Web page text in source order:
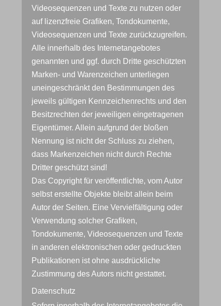
Videosequenzen und Texte zu nutzen oder
auf lizenzfreie Grafiken, Tondokumente,
Videosequenzen und Texte zurückzugreifen.
Alle innerhalb des Internetangebotes
genannten und ggf. durch Dritte geschützten
Marken- und Warenzeichen unterliegen
uneingeschränkt den Bestimmungen des
jeweils gültigen Kennzeichenrechts und den
Besitzrechten der jeweiligen eingetragenen
Eigentümer. Allein aufgrund der bloßen
Nennung ist nicht der Schluss zu ziehen,
dass Markenzeichen nicht durch Rechte
Dritter geschützt sind!
Das Copyright für veröffentlichte, vom Autor
selbst erstellte Objekte bleibt allein beim
Autor der Seiten. Eine Vervielfältigung oder
Verwendung solcher Grafiken,
Tondokumente, Videosequenzen und Texte
in anderen elektronischen oder gedruckten
Publikationen ist ohne ausdrückliche
Zustimmung des Autors nicht gestattet.
Datenschutz